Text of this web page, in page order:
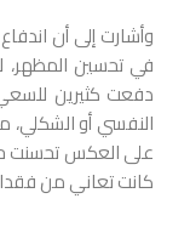
وأشارت إلى أن
في تحسين المظهر،
دفعت كثيرين
النفسي أو الشكلي،
على العكس تحسنت
كانت تعاني من